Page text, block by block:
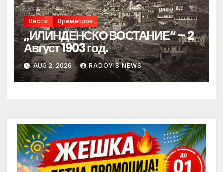
Вести Времеплов
„ИЛИНДЕНСКО ВОСТАНИЕ“ – 2
Август 1903 год.
AUG 2, 2026 RADOVIS NEWS